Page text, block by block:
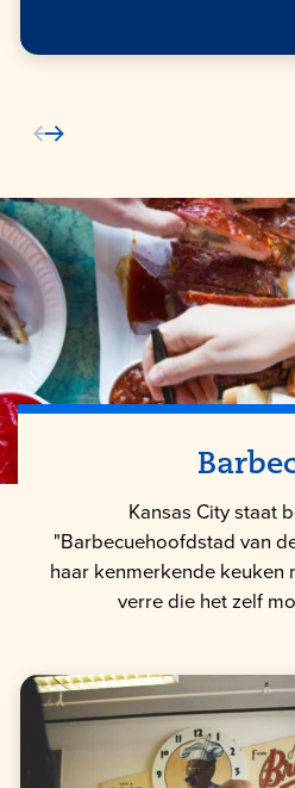
Kansas City staat
"Barbecuehoofdstad van
haar kenmerkende keuken
verre die het zelf